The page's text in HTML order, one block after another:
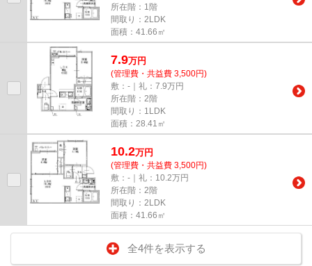
所在階：1階
間取り：2LDK
面積：41.66㎡
7.9万円
(管理費・共益費 3,500円)
敷：-｜礼：7.9万円
所在階：2階
間取り：1LDK
面積：28.41㎡
10.2万円
(管理費・共益費 3,500円)
敷：-｜礼：10.2万円
所在階：2階
間取り：2LDK
面積：41.66㎡
全4件を表示する